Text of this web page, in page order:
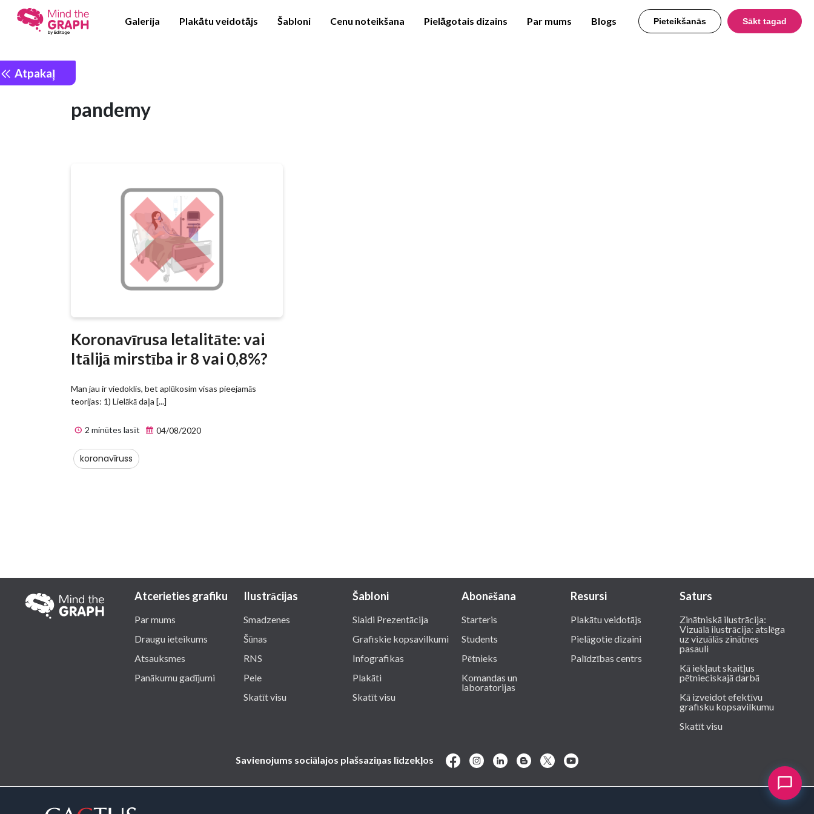
Galerija Plakātu veidotājs Šabloni Cenu noteikšana Pielāgotais dizains Par mums Blogs Pieteikšanās Sākt tagad
Atpakaļ
pandemy
Koronavīrusa letalitāte: vai
Itālijā mirstība ir 8 vai 0,8%?
Man jau ir viedoklis, bet aplūkosim visas pieejamās
teorijas: 1) Lielākā daļa [...]
2 minūtes lasīt 04/08/2020
koronavīruss
Atcerieties grafiku
Par mums
Draugu ieteikums
Atsauksmes
Panākumu gadījumi
Ilustrācijas
Smadzenes
Šūnas
RNS
Pele
Skatīt visu
Šabloni
Slaidi Prezentācija
Grafiskie kopsavilkumi
Infografikas
Plakāti
Skatīt visu
Abonēšana
Starteris
Students
Pētnieks
Komandas un
laboratorijas
Resursi
Plakātu veidotājs
Pielāgotie dizaini
Palīdzības centrs
Saturs
Zinātniskā ilustrācija:
Vizuālā ilustrācija: atslēga
uz vizuālās zinātnes
pasauli
Kā iekļaut skaitļus
pētnieciskajā darbā
Kā izveidot efektīvu
grafisku kopsavilkumu
Skatīt visu
Savienojums sociālajos plašsaziņas līdzekļos